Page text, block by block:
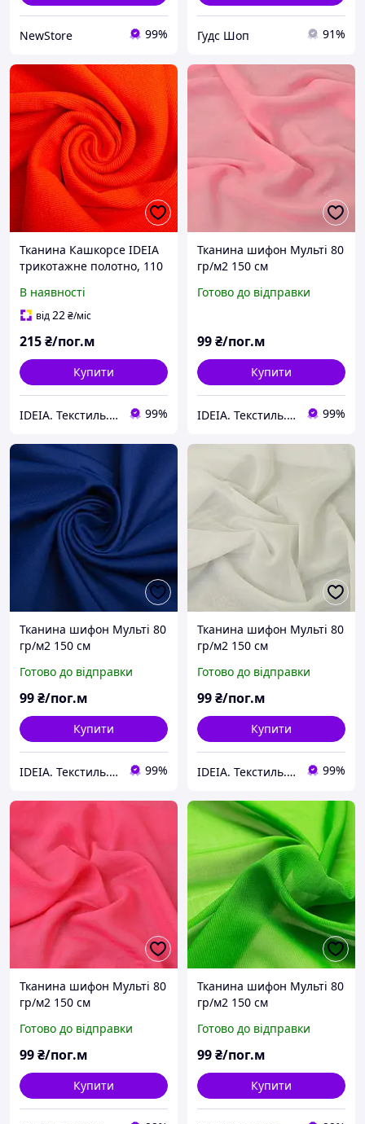
NewStore 99% Гудс Шоп 91%
Тканина Кашкорсе IDEIA
трикотажне полотно, 110
рубчик, для манжетів,
горловин, низ світшотів,
В наявності
від22₴/міс
215₴/пог.м
Купити
IDEIA. Текстиль. Шеврони. 99%
Тканина шифон Мульті 80
гр/м2 150 см
повітряна для суконь,
Готово до відправки
99₴/пог.м
Купити
IDEIA. Текстиль. Шеврони. 99%
Тканина шифон Мульті 80
гр/м2 150 см
повітряна для суконь,
блузок та аксесуарів т/
Готово до відправки
99₴/пог.м
Купити
IDEIA. Текстиль. Шеврони. 99%
Тканина шифон Мульті 80
гр/м2 150 см
повітряна для суконь,
блузок та аксесуарів
Готово до відправки
99₴/пог.м
Купити
IDEIA. Текстиль. Шеврони. 99%
Тканина шифон Мульті 80
гр/м2 150 см
повітряна для суконь,
блузок та аксесуарів т/
Готово до відправки
99₴/пог.м
Купити
Тканина шифон Мульті 80
гр/м2 150 см
повітряна для суконь,
блузок та аксесуарів
Готово до відправки
99₴/пог.м
Купити